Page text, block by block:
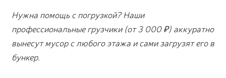
Нужна помощь с погрузкой? Наши
профессиональные грузчики (от 3 000 ₽) аккуратно
вынесут мусор с любого этажа и сами загрузят его в
бункер.